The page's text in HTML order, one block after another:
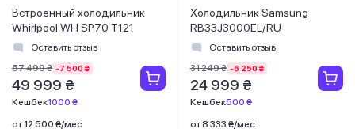
Встроенный холодильник
Whirlpool WH SP70 T121
Оставить отзыв
57 499 ₴ -7 500 ₴
49 999 ₴
Кешбек1000 ₴
от 12 500 ₴/мес
Холодильник Samsung
RB33J3000EL/RU
Оставить отзыв
31 249 ₴ -6 250 ₴
24 999 ₴
Кешбек500 ₴
от 8 333 ₴/мес